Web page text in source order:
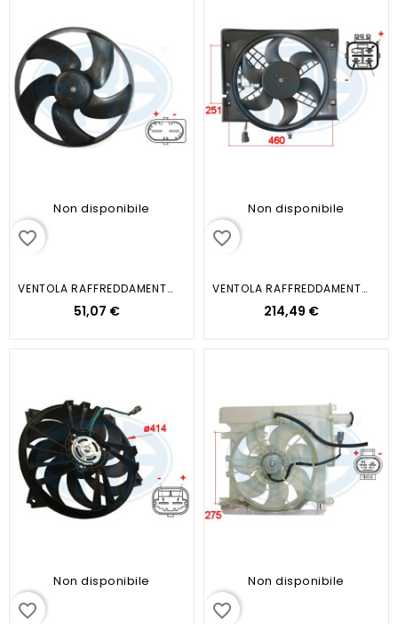
Non disponibile
favorite_border
VENTOLA RAFFREDDAMENTO MOTORE
51,07 €
Non disponibile
favorite_border
VENTOLA RAFFREDDAMENTO MOTORE
214,49 €
Non disponibile
favorite_border
Non disponibile
favorite_border